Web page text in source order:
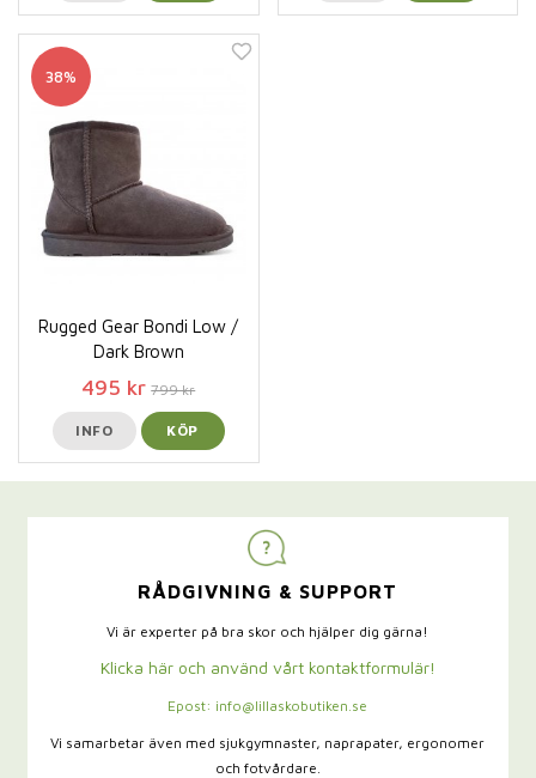
38%
Rugged Gear Bondi Low /
Dark Brown
495 kr 799 kr
INFO KÖP
RÅDGIVNING & SUPPORT
Vi är experter på bra skor och hjälper dig gärna!
Klicka här och använd vårt kontaktformulär!
Epost: info@lillaskobutiken.se
Vi samarbetar även med sjukgymnaster, naprapater, ergonomer
och fotvårdare.